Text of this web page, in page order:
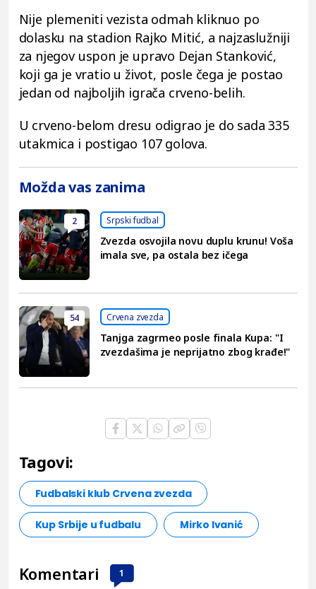
Nije plemeniti vezista odmah kliknuo po
dolasku na stadion Rajko Mitić, a najzaslužniji
za njegov uspon je upravo Dejan Stanković,
koji ga je vratio u život, posle čega je postao
jedan od najboljih igrača crveno-belih.
U crveno-belom dresu odigrao je do sada 335
utakmica i postigao 107 golova.
Možda vas zanima
2 Srpski fudbal
Zvezda osvojila novu duplu krunu! Voša
imala sve, pa ostala bez ičega
54 Crvena zvezda
Tanjga zagrmeo posle finala Kupa: "I
zvezdašima je neprijatno zbog krađe!"
Tagovi:
Fudbalski klub Crvena zvezda
Kup Srbije u fudbalu Mirko Ivanić
Komentari 1